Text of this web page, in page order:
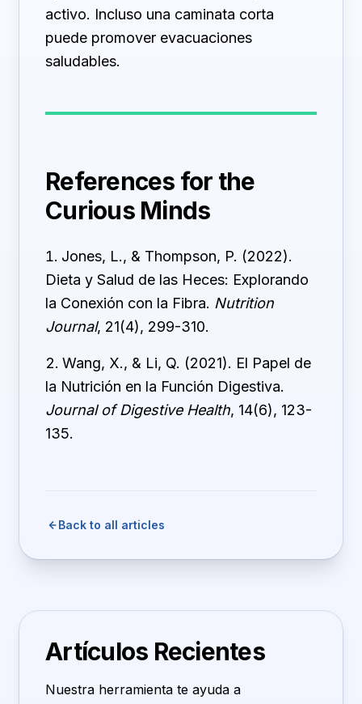
activo. Incluso una caminata corta
puede promover evacuaciones
saludables.
References for the
Curious Minds
Jones, L., & Thompson, P. (2022).
Dieta y Salud de las Heces: Explorando
la Conexión con la Fibra. Nutrition
Journal, 21(4), 299-310.
Wang, X., & Li, Q. (2021). El Papel de
la Nutrición en la Función Digestiva.
Journal of Digestive Health, 14(6), 123-
135.
Back to all articles
Artículos Recientes
Nuestra herramienta te ayuda a